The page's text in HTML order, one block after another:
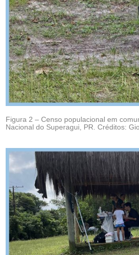
Figura 2 – Censo populacional em
Nacional do Superagui, PR. Créditos: